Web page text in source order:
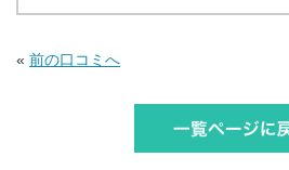
« 前の口コミへ